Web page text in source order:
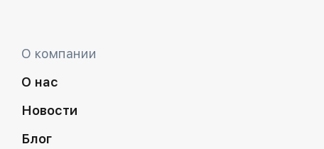
О компании
О нас
Новости
Блог